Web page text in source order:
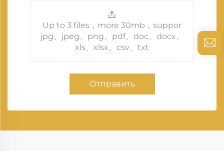
Up to 3 files，more 30mb，suppor
jpg、jpeg、png、pdf、doc、docx、
xls、xlsx、csv、txt
Отправить